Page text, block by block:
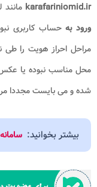
karafariniomid.ir
ورود بهحساب کاربری
مراحل احراز هویت را
محل مناسب نبوده یا
شده و می بایست مجددا
بیشتر بخوانید: